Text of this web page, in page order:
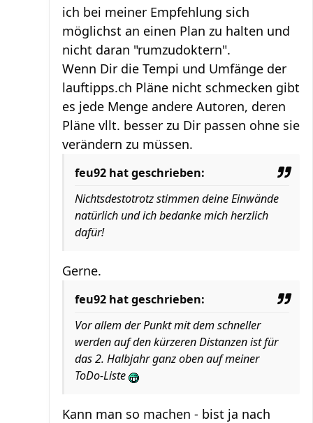
ich bei meiner Empfehlung sich
möglichst an einen Plan zu halten und
nicht daran "rumzudoktern".
Wenn Dir die Tempi und Umfänge der
lauftipps.ch Pläne nicht schmecken gibt
es jede Menge andere Autoren, deren
Pläne vllt. besser zu Dir passen ohne sie
verändern zu müssen.
feu92 hat geschrieben:
Nichtsdestotrotz stimmen deine Einwände
natürlich und ich bedanke mich herzlich
dafür!
Gerne.
feu92 hat geschrieben:
Vor allem der Punkt mit dem schneller
werden auf den kürzeren Distanzen ist für
das 2. Halbjahr ganz oben auf meiner
ToDo-Liste
Kann man so machen - bist ja nach